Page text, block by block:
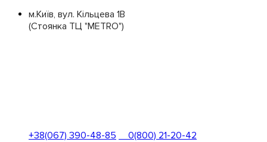
м.Київ, вул. Кільцева 1В
(Стоянка ТЦ "METRO")
+38(067) 390-48-85
0(800) 21-20-42